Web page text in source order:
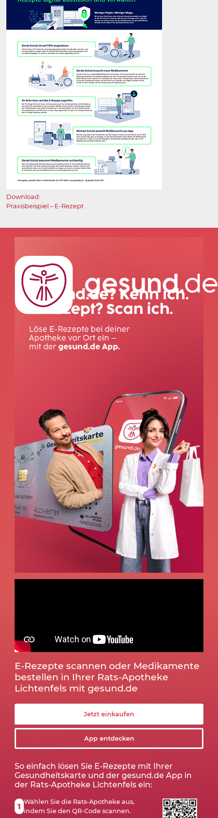
Download:
Praxisbeispiel – E⁠-⁠Rezept
E-Rezepte scannen oder Medikamente
bestellen in Ihrer Rats-Apotheke
Lichtenfels mit gesund.de
Jetzt einkaufen
App entdecken
So einfach lösen Sie E-Rezepte mit Ihrer
Gesundheitskarte und der gesund.de App in
der Rats-Apotheke Lichtenfels ein:
1 Wählen Sie die Rats-Apotheke aus,
indem Sie den QR-Code scannen.